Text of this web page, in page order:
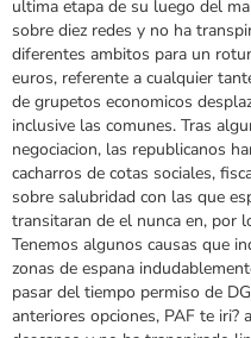
ultima etapa de su luego del
sobre diez redes y no ha
diferentes ambitos para un
euros, referente a cualquier
de grupetos economicos
inclusive las comunes. Tras
negociacion, las republicanos
cacharros de cotas sociales,
sobre salubridad con las que
transitaran de el nunca en, por
Tenemos algunos causas que
zonas de espana
pasar del tiempo permiso de
anteriores opciones, PAF te iri?